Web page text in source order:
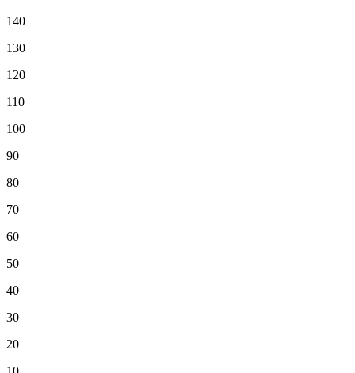
140
130
120
110
100
90
80
70
60
50
40
30
20